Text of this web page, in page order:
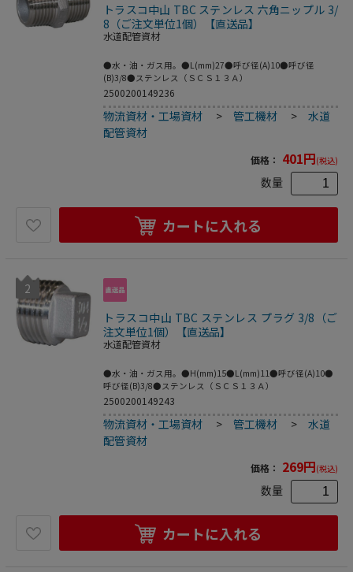
トラスコ中山 TBC ステンレス 六角ニップル 3/
8（ご注文単位1個）【直送品】
水道配管資材
●水・油・ガス用。●L(mm)27●呼び径(A)10●呼び径
(B)3/8●ステンレス（ＳＣＳ１３Ａ）
2500200149236
物流資材・工場資材 >管工機材 >水道
配管資材
価格： 401円(税込)
数量
カートに入れる
2
トラスコ中山 TBC ステンレス プラグ 3/8（ご
注文単位1個）【直送品】
水道配管資材
●水・油・ガス用。●H(mm)15●L(mm)11●呼び径(A)10●
呼び径(B)3/8●ステンレス（ＳＣＳ１３Ａ）
2500200149243
物流資材・工場資材 >管工機材 >水道
配管資材
価格： 269円(税込)
数量
カートに入れる